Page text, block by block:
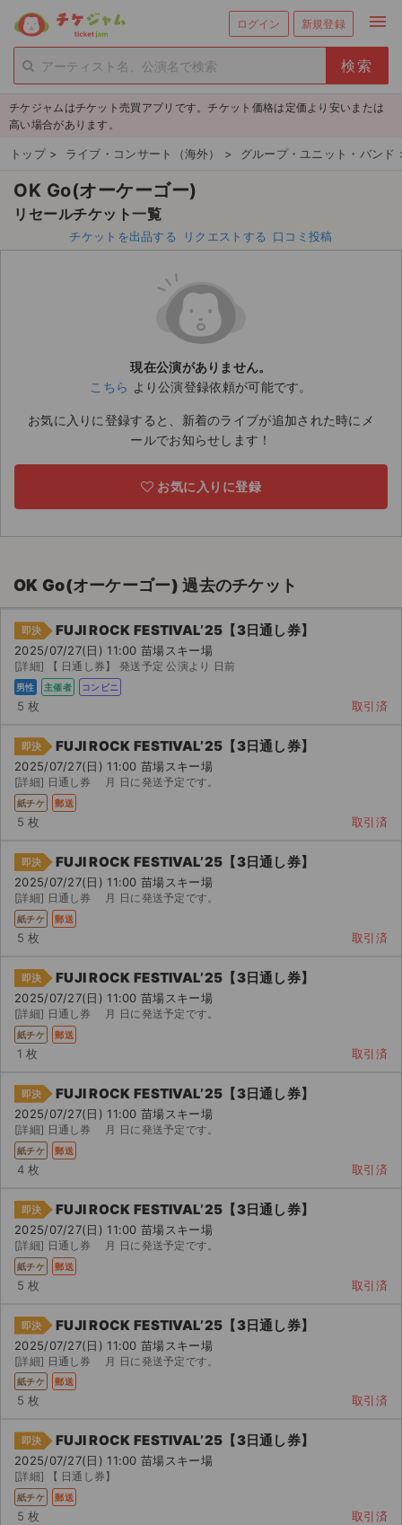
ログイン 新規登録 menu
person_add 新規会員登録
チケットを探す
新着チケット
値下げしたチケット
都道府県からチケットを探す
チケットのリクエスト一覧
ライブ・コンサート（国内）
ライブ・コンサート（海外）
スポーツ
ご利用ガイド
手数料・お支払い方法
AIに質問する
よくある質問
お知らせ
サイト情報
チケットジャム運営会社
チケットジャム利用規約
プライバシーポリシー
特定商取引法に基づく表記
公演登録依頼
不正転売禁止法について
チケットジャムの取り組み
音楽情報
チケジャムはチケット売買アプリです。チケット価格は定価より安いまたは
高い場合があります。
トップ > ライブ・コンサート（海外） > グループ・ユニット・バンド
OK Go(オーケーゴー)
リセールチケット一覧
チケットを出品する リクエストする 口コミ投稿
現在公演がありません。
こちら より公演登録依頼が可能です。
お気に入りに登録すると、新着のライブが追加された時にメ
ールでお知らせします！
お気に入りに登録
OK Go(オーケーゴー) 過去のチケット
即決 FUJI ROCK FESTIVAL’25【3日通し券】
2025/07/27(日) 11:00 苗場スキー場
[詳細] 【 日通し券】 発送予定 公演より 日前
男性 主催者 コンビニ
5 枚 取引済
即決 FUJI ROCK FESTIVAL’25【3日通し券】
2025/07/27(日) 11:00 苗場スキー場
[詳細] 日通し券 月 日に発送予定です。
紙チケ 郵送
5 枚 取引済
即決 FUJI ROCK FESTIVAL’25【3日通し券】
2025/07/27(日) 11:00 苗場スキー場
[詳細] 日通し券 月 日に発送予定です。
紙チケ 郵送
5 枚 取引済
即決 FUJI ROCK FESTIVAL’25【3日通し券】
2025/07/27(日) 11:00 苗場スキー場
[詳細] 日通し券 月 日に発送予定です。
紙チケ 郵送
1 枚 取引済
即決 FUJI ROCK FESTIVAL’25【3日通し券】
2025/07/27(日) 11:00 苗場スキー場
[詳細] 日通し券 月 日に発送予定です。
紙チケ 郵送
4 枚 取引済
即決 FUJI ROCK FESTIVAL’25【3日通し券】
2025/07/27(日) 11:00 苗場スキー場
[詳細] 日通し券 月 日に発送予定です。
紙チケ 郵送
5 枚 取引済
即決 FUJI ROCK FESTIVAL’25【3日通し券】
2025/07/27(日) 11:00 苗場スキー場
[詳細] 日通し券 月 日に発送予定です。
紙チケ 郵送
5 枚 取引済
即決 FUJI ROCK FESTIVAL’25【3日通し券】
2025/07/27(日) 11:00 苗場スキー場
[詳細] 【 日通し券】
紙チケ 郵送
5 枚 取引済